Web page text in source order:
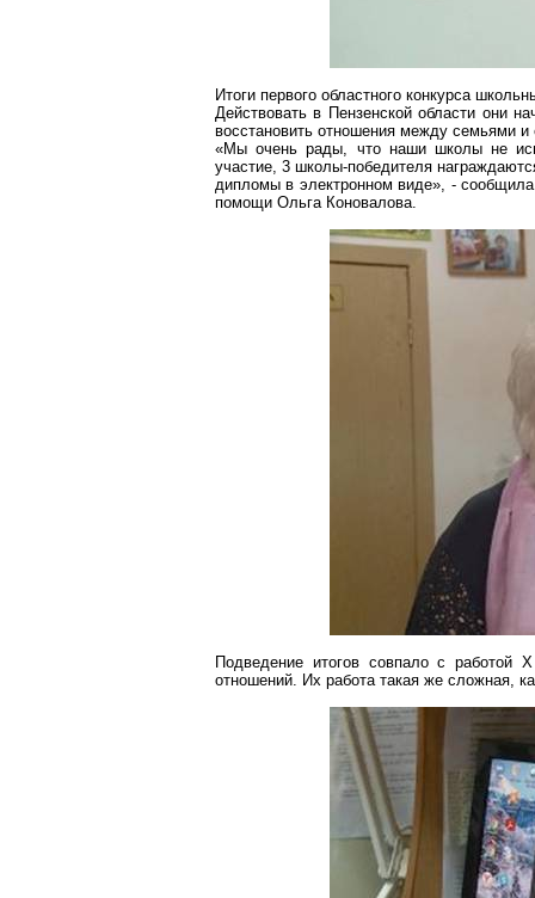
Итоги первого областного конкурса
Действовать в Пензенской области они
восстановить отношения между семьями
«Мы очень рады, что наши школы не
участие, 3 школы-победителя
дипломы в электронном виде», - сообщила
помощи Ольга Коновалова.
Подведение итогов совпало с работой
отношений. Их работа такая же сложная,